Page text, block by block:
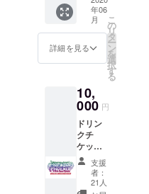
メール
を送ら
せてい
ただき
ます。
※店頭に
け渡し
(お受け
渡しの
際はご
本人様
確認を
させて
頂きま
す) (チ
年06
月
詳細を見る
こ
の
リ
タ
ー
ン
を
選
択
す
る
10,
000 円
ドリン
クチ
ケット
30枚 ス
テッ
カー2枚
スタッ
支援
者：
21人